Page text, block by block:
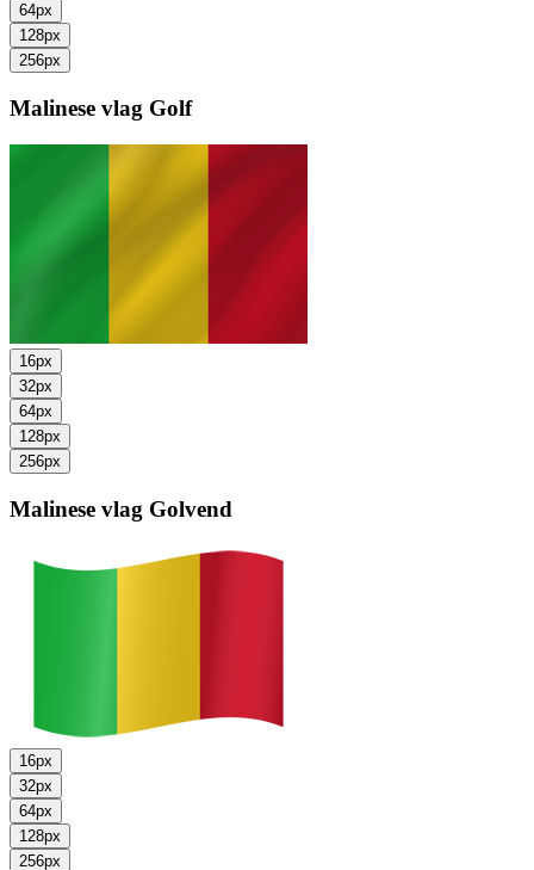
64px
128px
256px
Malinese vlag Golf
16px
32px
64px
128px
256px
Malinese vlag Golvend
16px
32px
64px
128px
256px